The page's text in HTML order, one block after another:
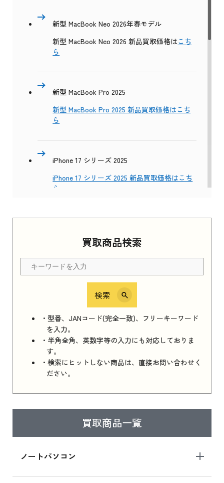
買取商品検索
検索
・型番、JANコード(完全一致)、フリーキーワード
を入力。
・半角全角、英数字等の入力にも対応しておりま
す。
・検索にヒットしない商品は、直接お問い合わせく
ださい。
買取商品一覧
ノートパソコン
新型 MacBook Neo 2026年春モデル
新型 MacBook Neo 2026 新品買取価格はこち
ら
新型 MacBook Pro 2025
新型 MacBook Pro 2025 新品買取価格はこち
ら
iPhone 17 シリーズ 2025
iPhone 17 シリーズ 2025 新品買取価格はこち
ら
Apple Watch Series 11 2025 新品買取価格はこ
ちら
iPhone 16e シリーズ 2025
iPhone 16e シリーズ 2025 新品買取価格はこち
ら
iPad 11インチ 2025年春モデル
はこちら
ら